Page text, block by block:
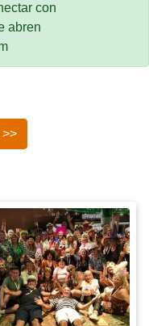
con
abren